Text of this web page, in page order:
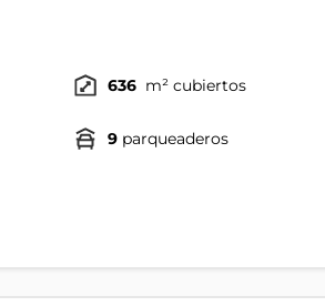
636 m² cubiertos
9 parqueaderos